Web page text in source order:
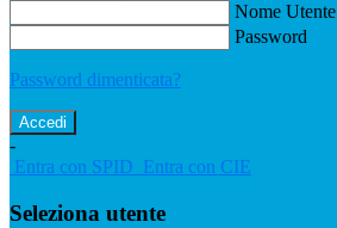
Nome Utente
Password
Password dimenticata?
-
Entra con SPID Entra con CIE
Seleziona utente